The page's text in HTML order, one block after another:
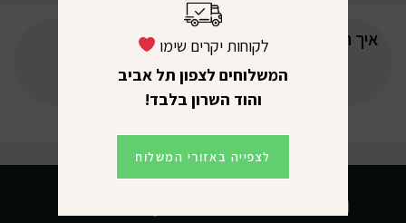
איך תדרגו את המוצר?
הורידו את האפליקציה שלנו
לקוחות יקרים שימו
המשלוחים לצפון תל אביב
והוד השרון בלבד!
לצפייה באזורי המשלוח